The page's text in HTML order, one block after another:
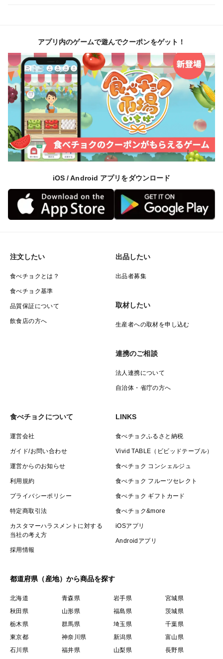
アプリ内のゲームで遊んでクーポンをゲット！
iOS / Android アプリをダウンロード
注文したい
食べチョクとは？
食べチョク基準
品質保証について
飲食店の方へ
出品したい
出品者募集
取材したい
生産者への取材を申し込む
連携のご相談
法人連携について
自治体・省庁の方へ
食べチョクについて
運営会社
ガイド/お問い合わせ
運営からのお知らせ
利用規約
プライバシーポリシー
特定商取引法
カスタマーハラスメントに対する
当社の考え方
採用情報
LINKS
食べチョクふるさと納税
Vivid TABLE（ビビッドテーブル）
食べチョク コンシェルジュ
食べチョク フルーツセレクト
食べチョク ギフトカード
食べチョク&more
iOSアプリ
Androidアプリ
都道府県（産地）から商品を探す
北海道 青森県 岩手県
宮城県
秋田県
山形県 福島県
茨城県
栃木県
群馬県 埼玉県
千葉県
東京都
神奈川県 新潟県
富山県
石川県
福井県 山梨県 長野県